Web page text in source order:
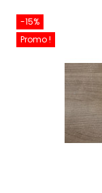
-15%
Promo !